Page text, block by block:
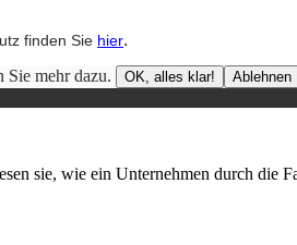
finden Sie hier.
Sie mehr dazu.
OK, alles klar! Ablehnen
sie, wie ein Unternehmen durch die